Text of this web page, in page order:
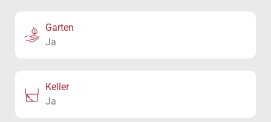
Garten
Ja
Keller
Ja